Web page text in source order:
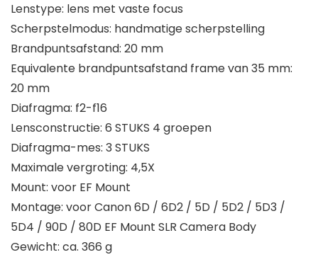
Lenstype: lens met vaste focus
Scherpstelmodus: handmatige scherpstelling
Brandpuntsafstand: 20 mm
Equivalente brandpuntsafstand frame van 35 mm:
20 mm
Diafragma: f2-f16
Lensconstructie: 6 STUKS 4 groepen
Diafragma-mes: 3 STUKS
Maximale vergroting: 4,5X
Mount: voor EF Mount
Montage: voor Canon 6D / 6D2 / 5D / 5D2 / 5D3 /
5D4 / 90D / 80D EF Mount SLR Camera Body
Gewicht: ca. 366 g